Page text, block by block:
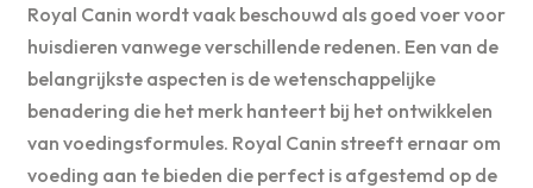
Royal Canin wordt vaak beschouwd als goed voer voor
huisdieren vanwege verschillende redenen. Een van de
belangrijkste aspecten is de wetenschappelijke
benadering die het merk hanteert bij het ontwikkelen
van voedingsformules. Royal Canin streeft ernaar om
voeding aan te bieden die perfect is afgestemd op de